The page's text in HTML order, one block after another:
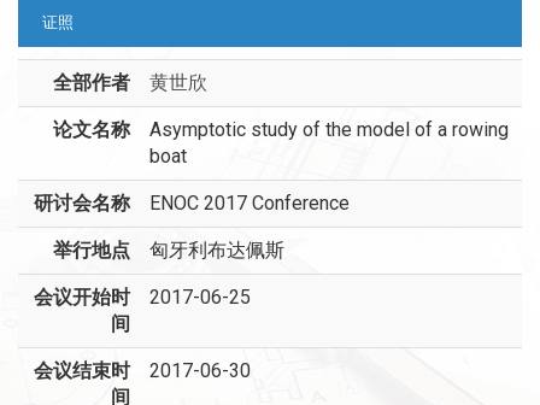
证照
全部作者 黄世欣
论文名称
Asymptotic study of the model of a rowing
boat
研讨会名称 ENOC 2017 Conference
举行地点 匈牙利布达佩斯
会议开始时
间
2017-06-25
会议结束时
间
2017-06-30